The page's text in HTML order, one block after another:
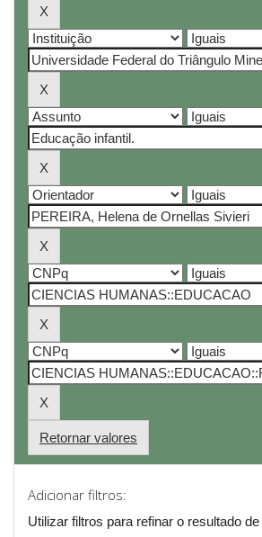
Retornar valores
Adicionar filtros:
Utilizar filtros para refinar o resultado